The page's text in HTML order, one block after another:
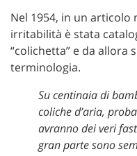
Nel 1954, in un
irritabilità è stata
“colichetta” e da allora
terminologia.
Su centinaia di
coliche d’aria,
avranno dei veri
gran parte sono